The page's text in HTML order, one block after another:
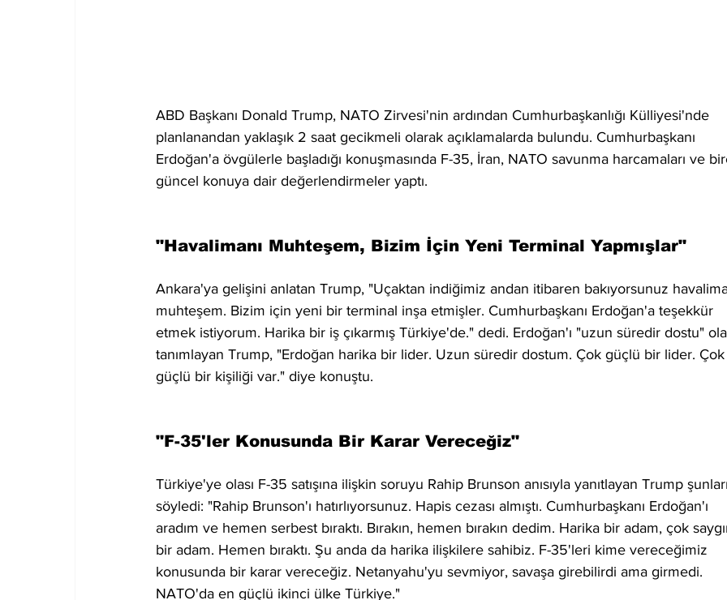
ABD Başkanı Donald Trump, NATO Zirvesi'nin ardından Cumhurbaşkanlığı Külliyesi'nde
planlanandan yaklaşık 2 saat gecikmeli olarak açıklamalarda bulundu. Cumhurbaşkanı
Erdoğan'a övgülerle başladığı konuşmasında F-35, İran, NATO savunma harcamaları ve
güncel konuya dair değerlendirmeler yaptı.
"Havalimanı Muhteşem, Bizim İçin Yeni Terminal Yapmışlar"
Ankara'ya gelişini anlatan Trump, "Uçaktan indiğimiz andan itibaren bakıyorsunuz
muhteşem. Bizim için yeni bir terminal inşa etmişler. Cumhurbaşkanı Erdoğan'a teşekkür
etmek istiyorum. Harika bir iş çıkarmış Türkiye'de." dedi. Erdoğan'ı "uzun süredir dostu"
tanımlayan Trump, "Erdoğan harika bir lider. Uzun süredir dostum. Çok güçlü bir lider.
güçlü bir kişiliği var." diye konuştu.
"F-35'ler Konusunda Bir Karar Vereceğiz"
Türkiye'ye olası F-35 satışına ilişkin soruyu Rahip Brunson anısıyla yanıtlayan Trump
söyledi: "Rahip Brunson'ı hatırlıyorsunuz. Hapis cezası almıştı. Cumhurbaşkanı Erdoğan'ı
aradım ve hemen serbest bıraktı. Bırakın, hemen bırakın dedim. Harika bir adam, çok
bir adam. Hemen bıraktı. Şu anda da harika ilişkilere sahibiz. F-35'leri kime vereceğimiz
konusunda bir karar vereceğiz. Netanyahu'yu sevmiyor, savaşa girebilirdi ama girmedi.
NATO'da en güçlü ikinci ülke Türkiye."